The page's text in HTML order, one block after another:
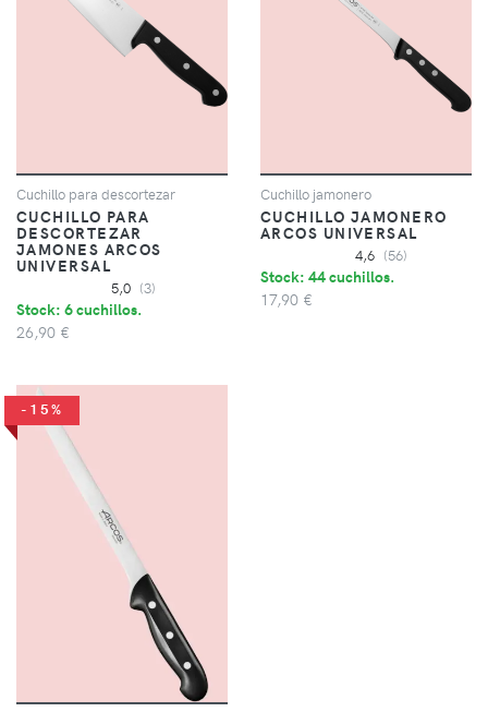
Cuchillo para descortezar
CUCHILLO PARA
DESCORTEZAR
JAMONES ARCOS
UNIVERSAL
5,0 (3)
Stock: 6 cuchillos.
26,90 €
Cuchillo jamonero
CUCHILLO JAMONERO
ARCOS UNIVERSAL
4,6 (56)
Stock: 44 cuchillos.
17,90 €
-15%